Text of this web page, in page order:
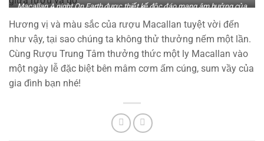
Macallan A night On Earth được thiết kế độc đáo mang âm hưởng của
đêm giao thừa và thường được dùng vào các dịp đặc biệt tại Scotland
Hương vị và màu sắc của rượu Macallan tuyệt vời đến
như vậy, tại sao chúng ta không thử thưởng nếm một lần.
Cùng Rượu Trung Tâm thưởng thức một ly Macallan vào
một ngày lễ đặc biệt bên mâm cơm ấm cúng, sum vầy của
gia đình bạn nhé!